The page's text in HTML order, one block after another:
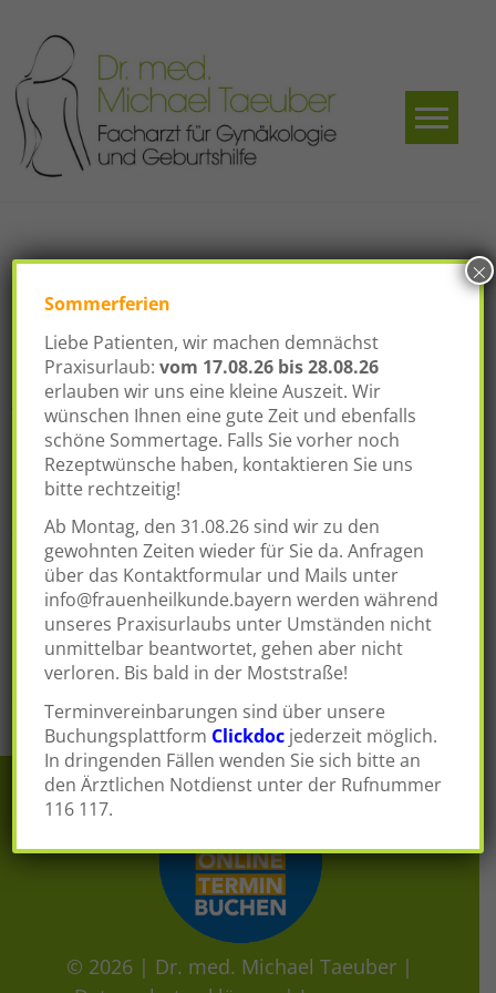
content
med.
Facharzt für
Gynäkologie und
Schlagwort:
Operative Leistungen
Posted on12. September 2016
In Kooperation mit dem Ambulanten
Operationszentrum Fürth führen wir operative
Behandlungen des ambulanten gynäkologischen
Spektrums durch…
Posted inLeistungen Taggedambulante
Operation,Ausschabung,Blutungsstörungen,
Brustbiopsie ,Hysteroskopie,Mammabiopsie ,Myome
Polypen
© 2026 | Dr. med. Michael Taeuber |
Sommerferien
Liebe Patienten, wir machen demnächst
Praxisurlaub: vom 17.08.26 bis 28.08.26
erlauben wir uns eine kleine Auszeit. Wir
wünschen Ihnen eine gute Zeit und ebenfalls
schöne Sommertage. Falls Sie vorher noch
Rezeptwünsche haben, kontaktieren Sie uns
bitte rechtzeitig!
Ab Montag, den 31.08.26 sind wir zu den
gewohnten Zeiten wieder für Sie da. Anfragen
über das Kontaktformular und Mails unter
info@frauenheilkunde.bayern werden während
unseres Praxisurlaubs unter Umständen nicht
unmittelbar beantwortet, gehen aber nicht
verloren. Bis bald in der Moststraße!
Terminvereinbarungen sind über unsere
Buchungsplattform Clickdoc jederzeit möglich.
In dringenden Fällen wenden Sie sich bitte an
den Ärztlichen Notdienst unter der Rufnummer
116 117.
×